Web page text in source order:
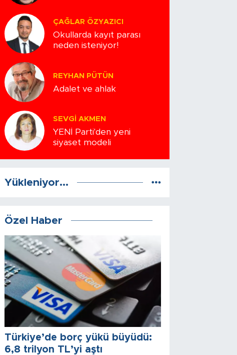
ÇAĞLAR ÖZYAZICI
Okullarda kayıt parası
neden isteniyor!
REYHAN PÜTÜN
Adalet ve ahlak
SEVGI AKMEN
YENİ Parti'den yeni
siyaset modeli
Yükleniyor...
Özel Haber
Türkiye’de borç yükü büyüdü:
6,8 trilyon TL’yi aştı